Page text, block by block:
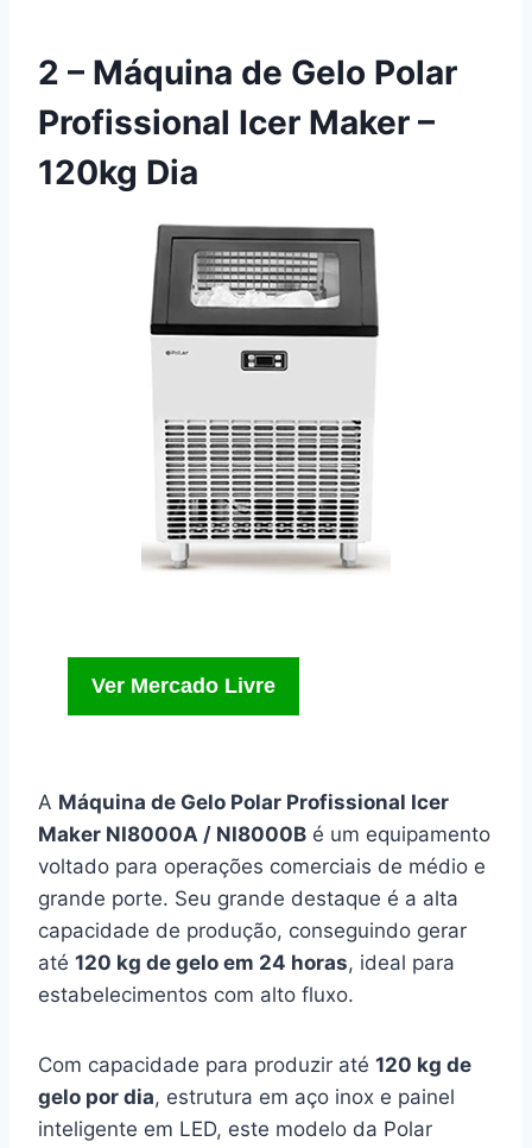
2 – Máquina de Gelo Polar
Profissional Icer Maker –
120kg Dia
Ver Mercado Livre
A Máquina de Gelo Polar Profissional Icer
Maker NI8000A / NI8000B é um equipamento
voltado para operações comerciais de médio e
grande porte. Seu grande destaque é a alta
capacidade de produção, conseguindo gerar
até 120 kg de gelo em 24 horas, ideal para
estabelecimentos com alto fluxo.
Com capacidade para produzir até 120 kg de
gelo por dia, estrutura em aço inox e painel
inteligente em LED, este modelo da Polar